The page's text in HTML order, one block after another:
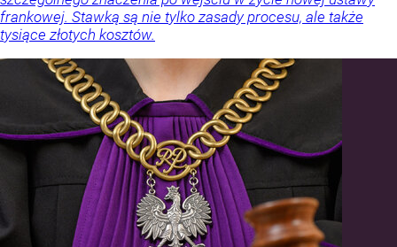
frankowej. Stawką są nie tylko zasady procesu, ale także
tysiące złotych kosztów.